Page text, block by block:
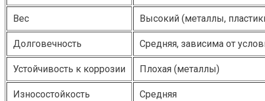
Вес Высокий (металлы,
Долговечность Средняя, зависима от
Устойчивость к коррозии Плохая (металлы)
Износостойкость Средняя